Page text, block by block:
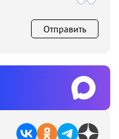
Отправить